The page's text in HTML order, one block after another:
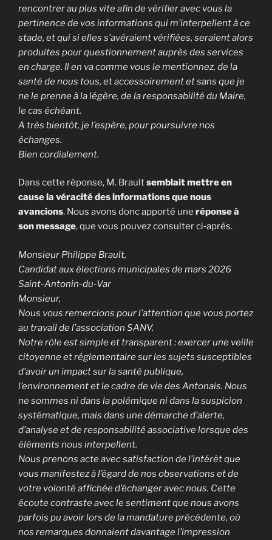
rencontrer au plus vite afin de vérifier avec vous la
pertinence de vos informations qui m’interpellent à ce
stade, et qui si elles s’avéraient vérifiées, seraient alors
produites pour questionnement auprès des services
en charge. Il en va comme vous le mentionnez, de la
santé de nous tous, et accessoirement et sans que je
ne le prenne à la légère, de la responsabilité du Maire,
le cas échéant.
A très bientôt, je l’espère, pour poursuivre nos
échanges.
Bien cordialement.
Dans cette réponse, M. Braultsemblait mettre en
cause la véracité des informations que nous
avancions. Nous avons donc apporté une réponse à
son message, que vous pouvez consulter ci‑après.
Monsieur Philippe Brault,
Candidat aux élections municipales de mars 2026
Saint-Antonin-du-Var
Monsieur,
Nous vous remercions pour l’attention que vous portez
au travail de l’association SANV.
Notre rôle est simple et transparent : exercer une veille
citoyenne et réglementaire sur les sujets susceptibles
d’avoir un impact sur la santé publique,
l’environnement et le cadre de vie des Antonais. Nous
ne sommes ni dans la polémique ni dans la suspicion
systématique, mais dans une démarche d’alerte,
d’analyse et de responsabilité associative lorsque des
éléments nous interpellent.
Nous prenons acte avec satisfaction de l’intérêt que
vous manifestez à l’égard de nos observations et de
votre volonté affichée d’échanger avec nous. Cette
écoute contraste avec le sentiment que nous avons
parfois pu avoir lors de la mandature précédente, où
nos remarques donnaient davantage l’impression